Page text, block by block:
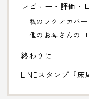
レビュー・評価・
私のフクオカバ
他のお客さんの
終わりに
LINEスタンプ『床